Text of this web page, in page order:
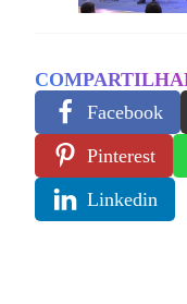
Facebook
Pinterest
Linkedin